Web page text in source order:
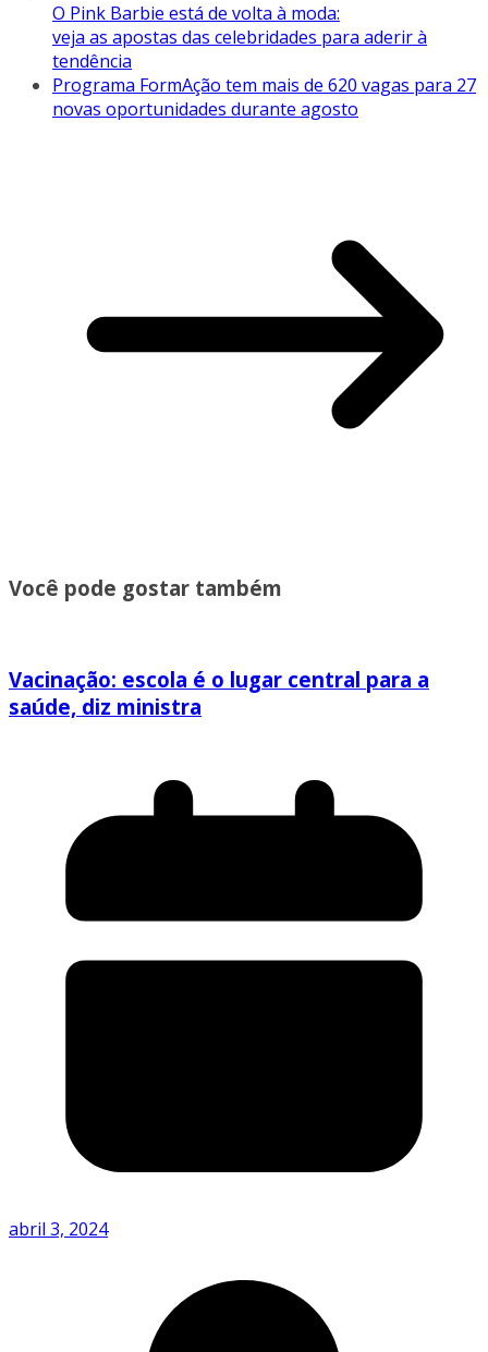
O Pink Barbie está de volta à moda:
veja as apostas das celebridades para aderir à
tendência
Programa FormAção tem mais de 620 vagas para 27
novas oportunidades durante agosto
Você pode gostar também
Vacinação: escola é o lugar central para a
saúde, diz ministra
abril 3, 2024